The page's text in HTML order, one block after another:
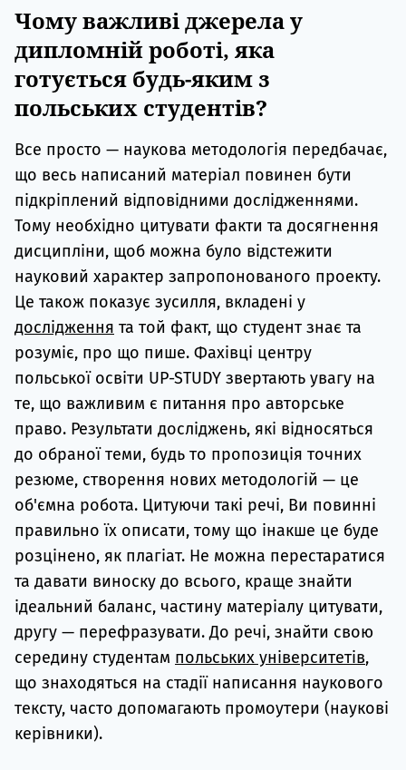
Чому важливі джерела у
дипломній роботі, яка
готується будь-яким з
польських студентів?
Все просто — наукова методологія передбачає,
що весь написаний матеріал повинен бути
підкріплений відповідними дослідженнями.
Тому необхідно цитувати факти та досягнення
дисципліни, щоб можна було відстежити
науковий характер запропонованого проекту.
Це також показує зусилля, вкладені у
дослідження та той факт, що студент знає та
розуміє, про що пише. Фахівці центру
польської освіти UP-STUDY звертають увагу на
те, що важливим є питання про авторське
право. Результати досліджень, які відносяться
до обраної теми, будь то пропозиція точних
резюме, створення нових методологій — це
об'ємна робота. Цитуючи такі речі, Ви повинні
правильно їх описати, тому що інакше це буде
розцінено, як плагіат. Не можна перестаратися
та давати виноску до всього, краще знайти
ідеальний баланс, частину матеріалу цитувати,
другу — перефразувати. До речі, знайти свою
середину студентам польських університетів,
що знаходяться на стадії написання наукового
тексту, часто допомагають промоутери (наукові
керівники).